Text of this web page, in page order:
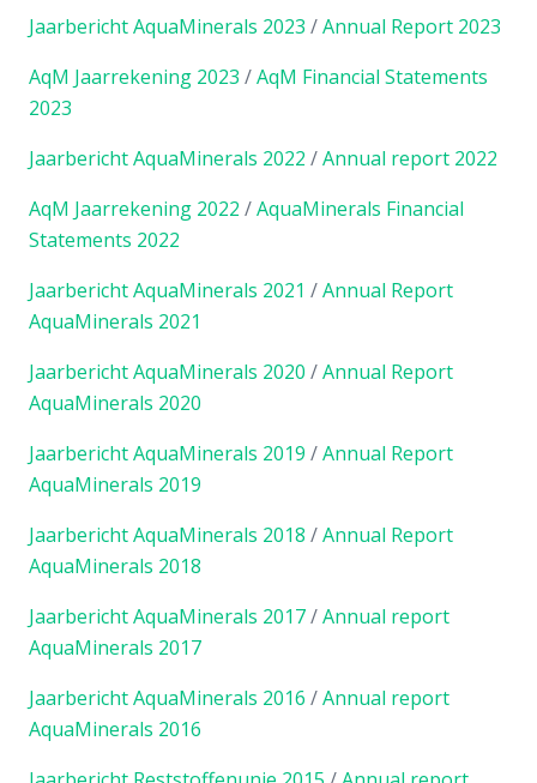
Jaarbericht AquaMinerals 2023 /Annual Report 2023
AqM Jaarrekening 2023 /AqM Financial Statements
2023
Jaarbericht AquaMinerals 2022 /Annual report 2022
AqM Jaarrekening 2022 /AquaMinerals Financial
Statements 2022
Jaarbericht AquaMinerals 2021 /Annual Report
AquaMinerals 2021
Jaarbericht AquaMinerals 2020 /Annual Report
AquaMinerals 2020
Jaarbericht AquaMinerals 2019 /Annual Report
AquaMinerals 2019
Jaarbericht AquaMinerals 2018 /Annual Report
AquaMinerals 2018
Jaarbericht AquaMinerals 2017/Annual report
AquaMinerals 2017
Jaarbericht AquaMinerals 2016 /Annual report
AquaMinerals 2016